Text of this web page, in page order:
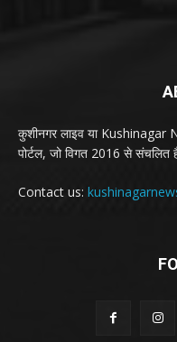
कुशीनगर लाइव या Kushinagar
पोर्टल, जो विगत 2016 से संचलित
Contact us: